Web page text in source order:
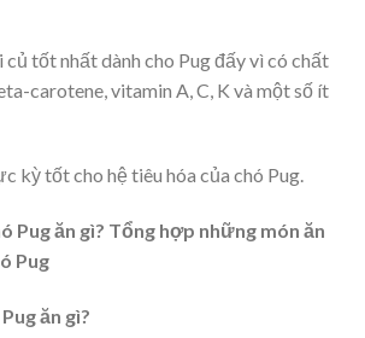
củ tốt nhất dành cho Pug đấy vì có chất
carotene, vitamin A, C, K và một số ít
kỳ tốt cho hệ tiêu hóa của chó Pug.
Pug ăn gì? Tổng hợp những món ăn
Pug
ăn gì?